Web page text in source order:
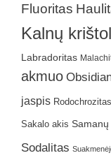
Fluoritas
Kalnų
Labradoritas
akmuo
jaspis Rodochrozitas
Sakalo akis
Sodalitas